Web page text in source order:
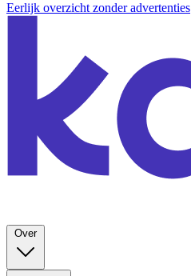
Eerlijk overzicht zonder advertenties
Over